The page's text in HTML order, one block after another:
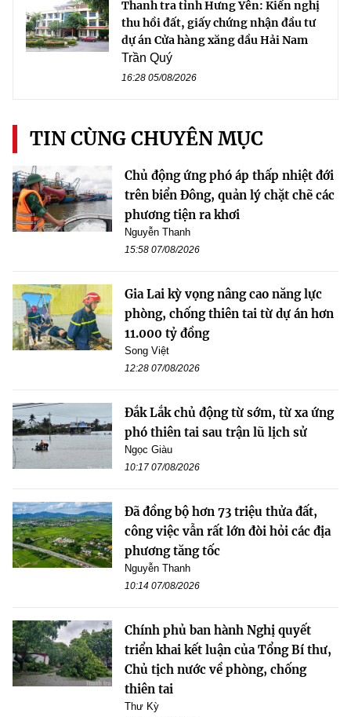
Thanh tra tỉnh Hưng Yên: Kiến nghị
thu hồi đất, giấy chứng nhận đầu tư
dự án Cửa hàng xăng dầu Hải Nam
Trần Quý
16:28 05/08/2026
TIN CÙNG CHUYÊN MỤC
Chủ động ứng phó áp thấp nhiệt đới
trên biển Đông, quản lý chặt chẽ các
phương tiện ra khơi
Nguyễn Thanh
15:58 07/08/2026
Gia Lai kỳ vọng nâng cao năng lực
phòng, chống thiên tai từ dự án hơn
11.000 tỷ đồng
Song Việt
12:28 07/08/2026
Đắk Lắk chủ động từ sớm, từ xa ứng
phó thiên tai sau trận lũ lịch sử
Ngọc Giàu
10:17 07/08/2026
Đã đồng bộ hơn 73 triệu thửa đất,
công việc vẫn rất lớn đòi hỏi các địa
phương tăng tốc
Nguyễn Thanh
10:14 07/08/2026
Chính phủ ban hành Nghị quyết
triển khai kết luận của Tổng Bí thư,
Chủ tịch nước về phòng, chống
thiên tai
Thư Kỳ